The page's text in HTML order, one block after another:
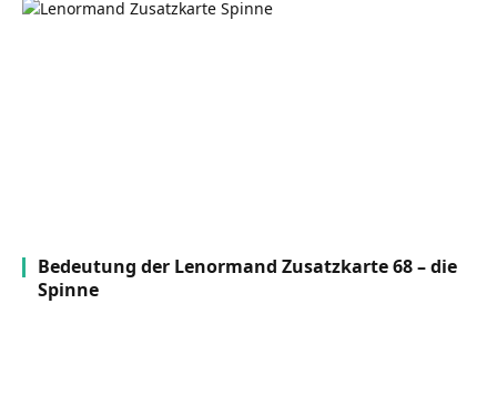
Bedeutung der Lenormand Zusatzkarte 68 – die
Spinne